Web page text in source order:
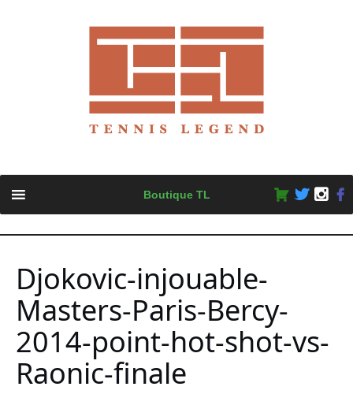
content
Boutique TL
Djokovic-injouable-
Masters-Paris-Bercy-
2014-point-hot-shot-vs-
Raonic-finale